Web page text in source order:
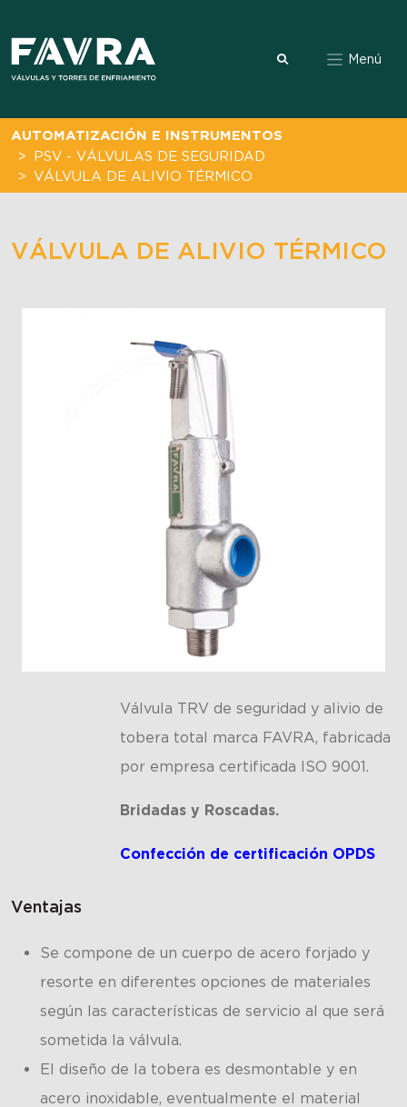
Menú
AUTOMATIZACIÓN E INSTRUMENTOS
PSV - VÁLVULAS DE SEGURIDAD
VÁLVULA DE ALIVIO TÉRMICO
VÁLVULA DE ALIVIO TÉRMICO
Válvula TRV de seguridad y alivio de
tobera total marca FAVRA, fabricada
por empresa certificada ISO 9001.
Bridadas y Roscadas.
Confección de certificación OPDS
Ventajas
Se compone de un cuerpo de acero forjado y
resorte en diferentes opciones de materiales
según las características de servicio al que será
sometida la válvula.
El diseño de la tobera es desmontable y en
acero inoxidable, eventualmente el material